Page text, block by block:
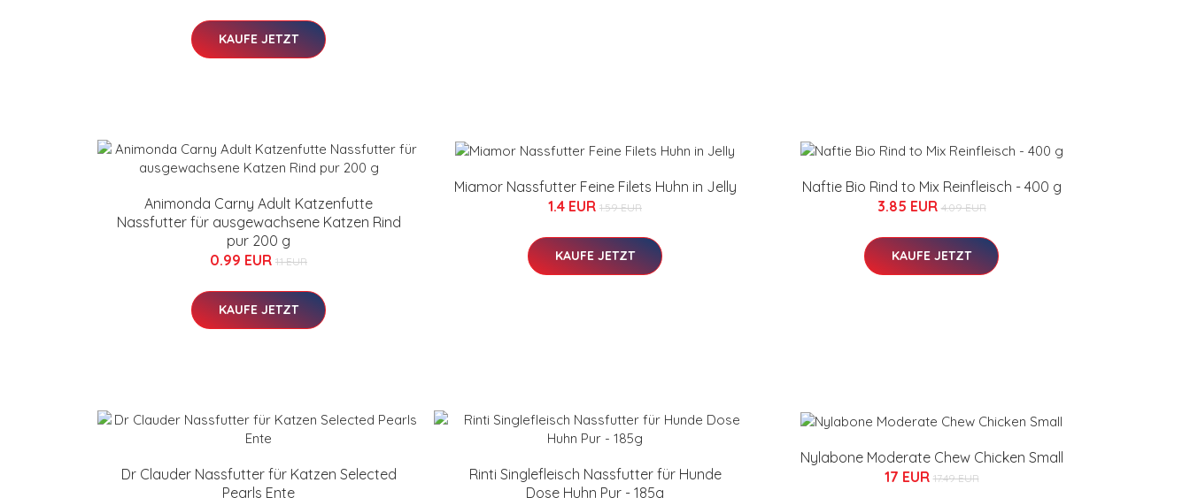
KAUFE JETZT
Animonda Carny Adult Katzenfutte
Nassfutter für ausgewachsene Katzen Rind
pur 200 g
0.99 EUR 1.1 EUR
KAUFE JETZT
Miamor Nassfutter Feine Filets Huhn in Jelly
1.4 EUR 1.59 EUR
KAUFE JETZT
Naftie Bio Rind to Mix Reinfleisch - 400 g
3.85 EUR 4.09 EUR
KAUFE JETZT
Dr Clauder Nassfutter für Katzen Selected
Pearls Ente
Rinti Singlefleisch Nassfutter für Hunde
Dose Huhn Pur - 185g
Nylabone Moderate Chew Chicken Small
17 EUR 17.49 EUR